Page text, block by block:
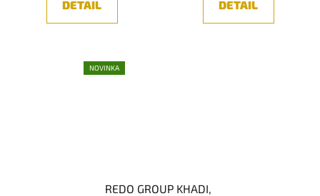
DETAIL DETAIL
NOVINKA
REDO GROUP KHADI,